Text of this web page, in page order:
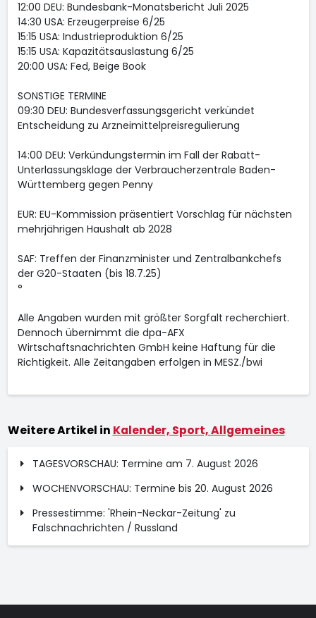
12:00 DEU: Bundesbank-Monatsbericht Juli 2025
14:30 USA: Erzeugerpreise 6/25
15:15 USA: Industrieproduktion 6/25
15:15 USA: Kapazitätsauslastung 6/25
20:00 USA: Fed, Beige Book
SONSTIGE TERMINE
09:30 DEU: Bundesverfassungsgericht verkündet
Entscheidung zu Arzneimittelpreisregulierung
14:00 DEU: Verkündungstermin im Fall der Rabatt-
Unterlassungsklage der Verbraucherzentrale Baden-
Württemberg gegen Penny
EUR: EU-Kommission präsentiert Vorschlag für nächsten
mehrjährigen Haushalt ab 2028
SAF: Treffen der Finanzminister und Zentralbankchefs
der G20-Staaten (bis 18.7.25)
°
Alle Angaben wurden mit größter Sorgfalt recherchiert.
Dennoch übernimmt die dpa-AFX
Wirtschaftsnachrichten GmbH keine Haftung für die
Richtigkeit. Alle Zeitangaben erfolgen in MESZ./bwi
Weitere Artikel in Kalender, Sport, Allgemeines
TAGESVORSCHAU: Termine am 7. August 2026
WOCHENVORSCHAU: Termine bis 20. August 2026
Pressestimme: 'Rhein-Neckar-Zeitung' zu
Falschnachrichten / Russland